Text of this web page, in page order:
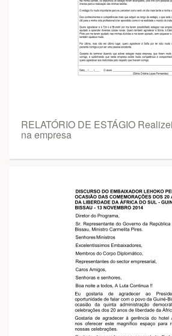
RELATÓRIO DE ESTÁGIO
na empresa